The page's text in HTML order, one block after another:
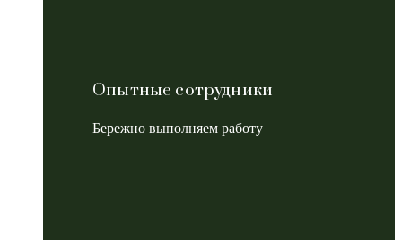
Опытные сотрудники
Бережно выполняем работу